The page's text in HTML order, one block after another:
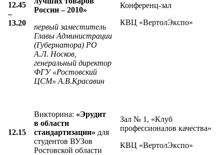
12.45
–
13.20
России – 2010»
первый заместитель
Главы Администрации
(Губернатора) РО
А.Л. Носков,
генеральный директор
ФГУ «Ростовский
ЦСМ» А.В.Красавин
Конференц-зал
КВЦ «ВертолЭкспо»
12.15
Викторина: «Эрудит
в области
стандартизации» для
студентов ВУЗов
Ростовской области
Зал № 1, «Клуб
профессионалов качества»
КВЦ «ВертолЭкспо»